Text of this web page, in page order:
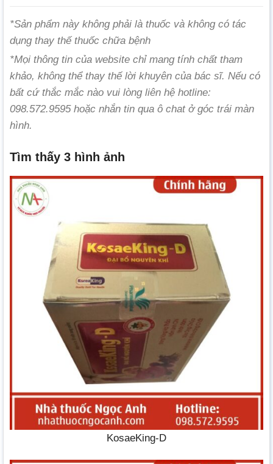
*Sản phẩm này không phải là thuốc và không có tác
dụng thay thế thuốc chữa bệnh
*Mọi thông tin của website chỉ mang tính chất tham
khảo, không thể thay thế lời khuyên của bác sĩ. Nếu có
bất cứ thắc mắc nào vui lòng liên hệ hotline:
098.572.9595 hoặc nhắn tin qua ô chat ở góc trái màn
hình.
Tìm thấy 3 hình ảnh
KosaeKing-D